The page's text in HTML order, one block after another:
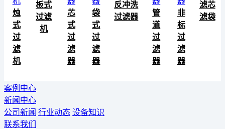
烛
式
过
滤
机
板式
过滤
机
芯
式
过
滤
器
袋
式
过
滤
器
反冲洗
过滤器
管
道
过
滤
器
非
标
过
滤
器
滤芯
滤袋
案例中心
新闻中心
公司新闻 行业动态 设备知识
联系我们